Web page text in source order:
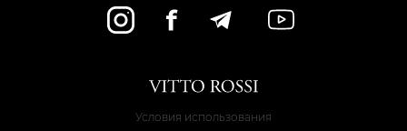
Условия использования